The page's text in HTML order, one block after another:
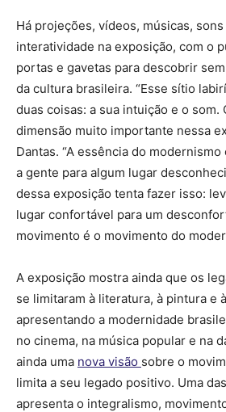
Há projeções, vídeos, músicas,
interatividade na exposição, com o
portas e gavetas para descobrir
da cultura brasileira. “Esse sítio
duas coisas: a sua intuição e o som.
dimensão muito importante nessa
Dantas. “A essência do
a gente para algum lugar
dessa exposição tenta fazer isso:
lugar confortável para um
movimento é o movimento do
A exposição mostra ainda que os
se limitaram à literatura, à pintura e
apresentando a modernidade
no cinema, na música popular e na
ainda uma nova visão sobre o
limita a seu legado positivo. Uma
apresenta o integralismo,